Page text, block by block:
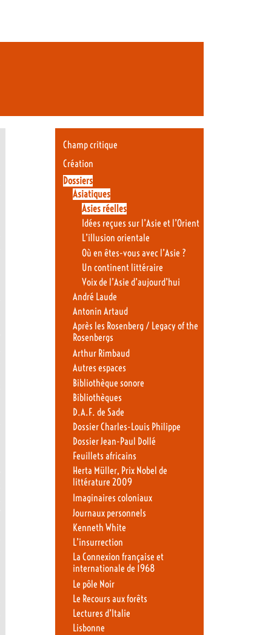
Champ critique
Création
Dossiers
Asiatiques
Asies réelles
Idées reçues sur l’Asie et l’Orient
L’illusion orientale
Où en êtes-vous avec l’Asie ?
Un continent littéraire
Voix de l’Asie d’aujourd’hui
André Laude
Antonin Artaud
Après les Rosenberg / Legacy of the
Rosenbergs
Arthur Rimbaud
Autres espaces
Bibliothèque sonore
Bibliothèques
D.A.F. de Sade
Dossier Charles-Louis Philippe
Dossier Jean-Paul Dollé
Feuillets africains
Herta Müller, Prix Nobel de
littérature 2009
Imaginaires coloniaux
Journaux personnels
Kenneth White
L’insurrection
La Connexion française et
internationale de 1968
Le pôle Noir
Le Recours aux forêts
Lectures d’Italie
Lisbonne